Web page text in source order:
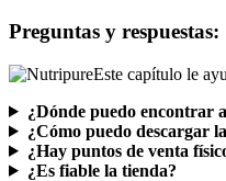
Preguntas y respuestas:
Este capítulo le
¿Dónde puedo encontrar
¿Cómo puedo descargar
¿Hay puntos de venta
¿Es fiable la tienda?